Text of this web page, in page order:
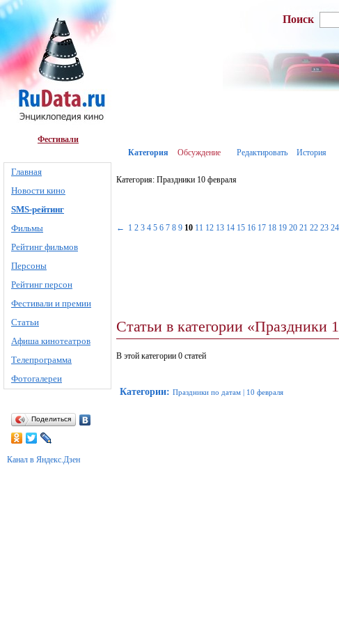
Фестивали
Главная
Новости кино
SMS-рейтинг
Фильмы
Рейтинг фильмов
Персоны
Рейтинг персон
Фестивали и премии
Статьи
Афиша кинотеатров
Телепрограмма
Фотогалереи
Поделиться
Канал в Яндекс.Дзен
Поиск
Категория Обсуждение Редактировать История
Категория: Праздники 10 февраля
← 1 2 3 4 5 6 7 8 9 10 11 12 13 14 15 16 17 18 19 20 21 22 23 24
Статьи в категории «Праздники
В этой категории 0 статей
Категории: Праздники по датам | 10 февраля